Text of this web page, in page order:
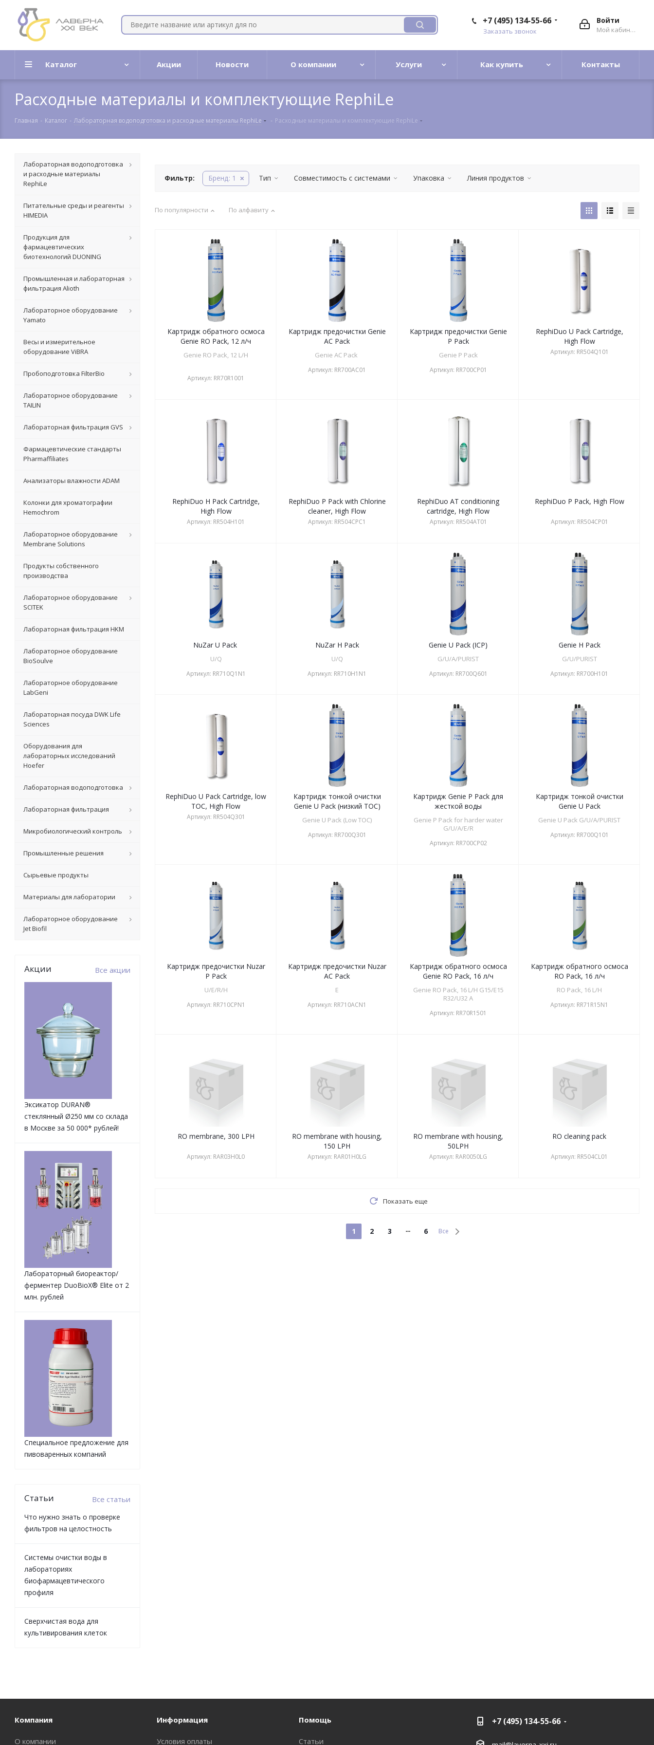
Войти
Мой кабинет
+7 (495) 134-55-66
Заказать звонок
Каталог Акции Новости О компании Услуги Как купить Контакты
Расходные материалы и комплектующие RephiLe
Главная - Каталог - Лабораторная водоподготовка и расходные материалы RephiLe - Расходные материалы и комплектующие RephiLe
Фильтр: Бренд: 1 Тип Совместимость с системами Упаковка Линия продуктов
По популярности По алфавиту
Картридж обратного осмоса
Genie RO Pack, 12 л/ч
Genie RO Pack, 12 L/H
Артикул: RR70R1001
Картридж предочистки Genie
AC Pack
Genie AC Pack
Артикул: RR700AC01
Картридж предочистки Genie
P Pack
Genie P Pack
Артикул: RR700CP01
RephiDuo U Pack Cartridge,
High Flow
Артикул: RR504Q101
RephiDuo H Pack Cartridge,
High Flow
Артикул: RR504H101
RephiDuo P Pack with Chlorine
cleaner, High Flow
Артикул: RR504CPC1
RephiDuo AT conditioning
cartridge, High Flow
Артикул: RR504AT01
RephiDuo P Pack, High Flow
Артикул: RR504CP01
NuZar U Pack
U/Q
Артикул: RR710Q1N1
NuZar H Pack
U/Q
Артикул: RR710H1N1
Genie U Pack (ICP)
G/U/A/PURIST
Артикул: RR700Q601
Genie H Pack
G/U/PURIST
Артикул: RR700H101
RephiDuo U Pack Cartridge, low
TOC, High Flow
Артикул: RR504Q301
Картридж тонкой очистки
Genie U Pack (низкий TOC)
Genie U Pack (Low TOC)
Артикул: RR700Q301
Картридж Genie P Pack для
жесткой воды
Genie P Pack for harder water
G/U/A/E/R
Артикул: RR700CP02
Картридж тонкой очистки
Genie U Pack
Genie U Pack G/U/A/PURIST
Артикул: RR700Q101
Картридж предочистки Nuzar
P Pack
U/E/R/H
Артикул: RR710CPN1
Картридж предочистки Nuzar
AC Pack
E
Артикул: RR710ACN1
Картридж обратного осмоса
Genie RO Pack, 16 л/ч
Genie RO Pack, 16 L/H G15/E15
R32/U32 A
Артикул: RR70R1501
Картридж обратного осмоса
RO Pack, 16 л/ч
RO Pack, 16 L/H
Артикул: RR71R15N1
RO membrane, 300 LPH
Артикул: RAR03H0L0
RO membrane with housing,
150 LPH
Артикул: RAR01H0LG
RO membrane with housing,
50LPH
Артикул: RAR0050LG
RO cleaning pack
Артикул: RR504CL01
Показать еще
1 2 3 6 Все
Лабораторная водоподготовка
и расходные материалы
RephiLe
Питательные среды и реагенты
HIMEDIA
Продукция для
фармацевтических
биотехнологий DUONING
Промышленная и лабораторная
фильтрация Alioth
Лабораторное оборудование
Yamato
Весы и измерительное
оборудование ViBRA
Пробоподготовка FilterBio
Лабораторное оборудование
TAILIN
Лабораторная фильтрация GVS
Фармацевтические стандарты
Pharmaffiliates
Анализаторы влажности ADAM
Колонки для хроматографии
Hemochrom
Лабораторное оборудование
Membrane Solutions
Продукты собственного
производства
Лабораторное оборудование
SCITEK
Лабораторная фильтрация HKM
Лабораторное оборудование
BioSoulve
Лабораторное оборудование
LabGeni
Лабораторная посуда DWK Life
Sciences
Оборудования для
лабораторных исследований
Hoefer
Лабораторная водоподготовка
Лабораторная фильтрация
Микробиологический контроль
Промышленные решения
Сырьевые продукты
Материалы для лаборатории
Лабораторное оборудование
Jet Biofil
Акции Все акции
Эксикатор DURAN®
стеклянный Ø250 мм со склада
в Москве за 50 000* рублей!
Лабораторный биореактор/
ферментер DuoBioX® Elite от 2
млн. рублей
Специальное предложение для
пивоваренных компаний
Статьи Все статьи
Что нужно знать о проверке
фильтров на целостность
Системы очистки воды в
лабораториях
биофармацевтического
профиля
Сверхчистая вода для
культивирования клеток
Компания
О компании
Информация
Условия оплаты
Помощь
Статьи
+7 (495) 134-55-66